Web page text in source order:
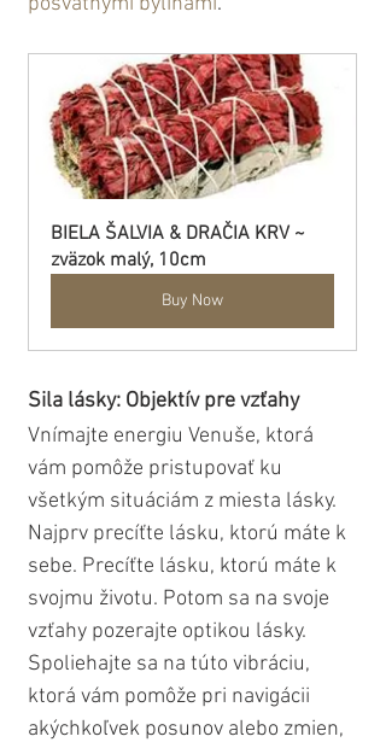
BIELA ŠALVIA & DRAČIA KRV ~
zväzok malý, 10cm
Buy Now
Sila lásky: Objektív pre vzťahy
Vnímajte energiu Venuše, ktorá
vám pomôže pristupovať ku
všetkým situáciám z miesta lásky.
Najprv precíťte lásku, ktorú máte k
sebe. Precíťte lásku, ktorú máte k
svojmu životu. Potom sa na svoje
vzťahy pozerajte optikou lásky.
Spoliehajte sa na túto vibráciu,
ktorá vám pomôže pri navigácii
akýchkoľvek posunov alebo zmien,